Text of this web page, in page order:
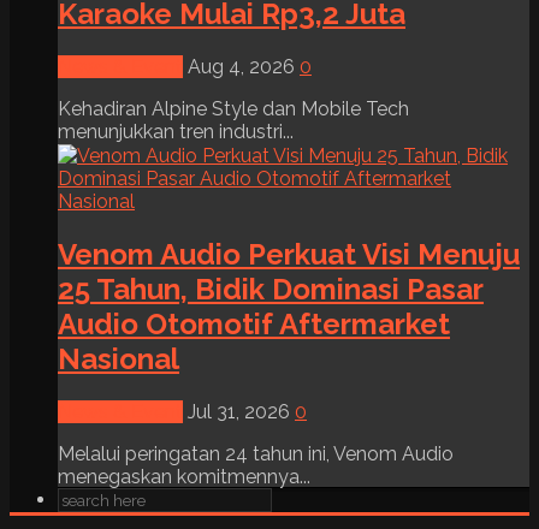
Karaoke Mulai Rp3,2 Juta
Aug 4, 2026 0
Kehadiran Alpine Style dan Mobile Tech
menunjukkan tren industri...
Venom Audio Perkuat Visi Menuju
25 Tahun, Bidik Dominasi Pasar
Audio Otomotif Aftermarket
Nasional
Jul 31, 2026 0
Melalui peringatan 24 tahun ini, Venom Audio
menegaskan komitmennya...